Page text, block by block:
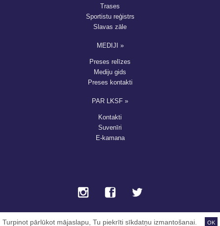
Trases
Sportistu reģistrs
Slavas zāle
MEDIJI »
Preses relīzes
Mediju gids
Preses kontakti
PAR LKSF »
Kontakti
Suvenīri
E-kamana
Turpinot pārlūkot mājaslapu, Tu piekrīti sīkdatņu izmantošanai. OK